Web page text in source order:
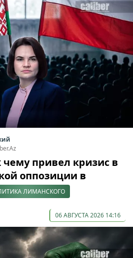
чему привел кризис в
оппозиции в
ЛИМАНСКОГО
06 АВГУСТА 2026 14:16